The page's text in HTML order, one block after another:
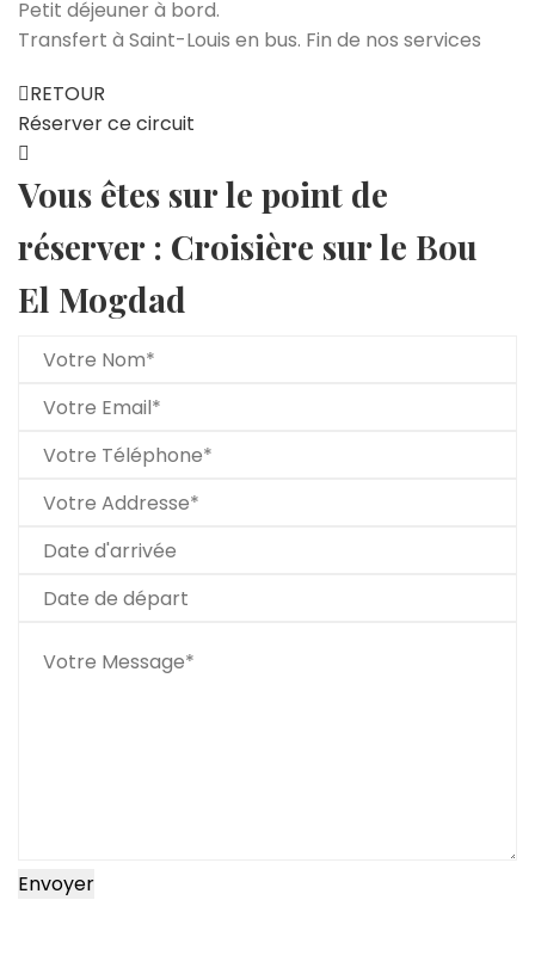
Petit déjeuner à bord.
Transfert à Saint-Louis en bus. Fin de nos services
RETOUR
Réserver ce circuit
Vous êtes sur le point de
réserver : Croisière sur le Bou
El Mogdad
Envoyer